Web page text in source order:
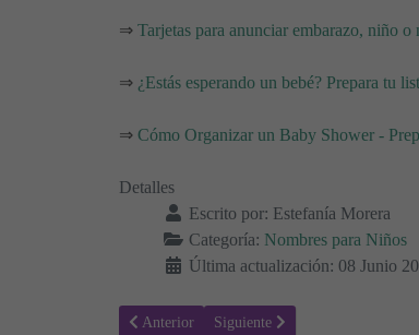
⇒ Tarjetas para anunciar embarazo, niño
⇒ ¿Estás esperando un bebé? Prepara tu
⇒ Cómo Organizar un Baby Shower -
Detalles
Escrito por: Estefanía Morera
Categoría: Nombres para Niños
Última actualización: 08 Junio
Artículo anterior: Koldo - Significado del
Anterior Artículo siguiente: Jorge -
Siguiente